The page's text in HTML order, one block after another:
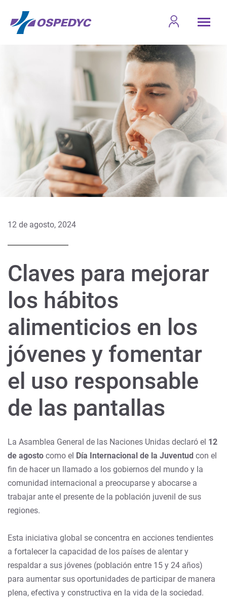
12 de agosto, 2024
Claves para mejorar
los hábitos
alimenticios en los
jóvenes y fomentar
el uso responsable
de las pantallas
La Asamblea General de las Naciones Unidas declaró el 12
de agosto como el Día Internacional de la Juventud con el
fin de hacer un llamado a los gobiernos del mundo y la
comunidad internacional a preocuparse y abocarse a
trabajar ante el presente de la población juvenil de sus
regiones.
Esta iniciativa global se concentra en acciones tendientes
a fortalecer la capacidad de los países de alentar y
respaldar a sus jóvenes (población entre 15 y 24 años)
para aumentar sus oportunidades de participar de manera
plena, efectiva y constructiva en la vida de la sociedad.